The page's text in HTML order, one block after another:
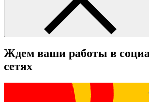
Ждем ваши работы в
сетях